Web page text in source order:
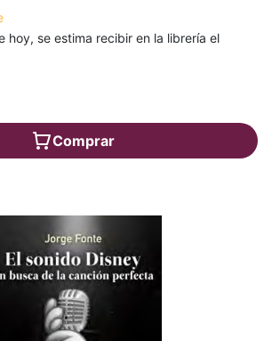
hoy, se estima recibir en la librería el
Comprar